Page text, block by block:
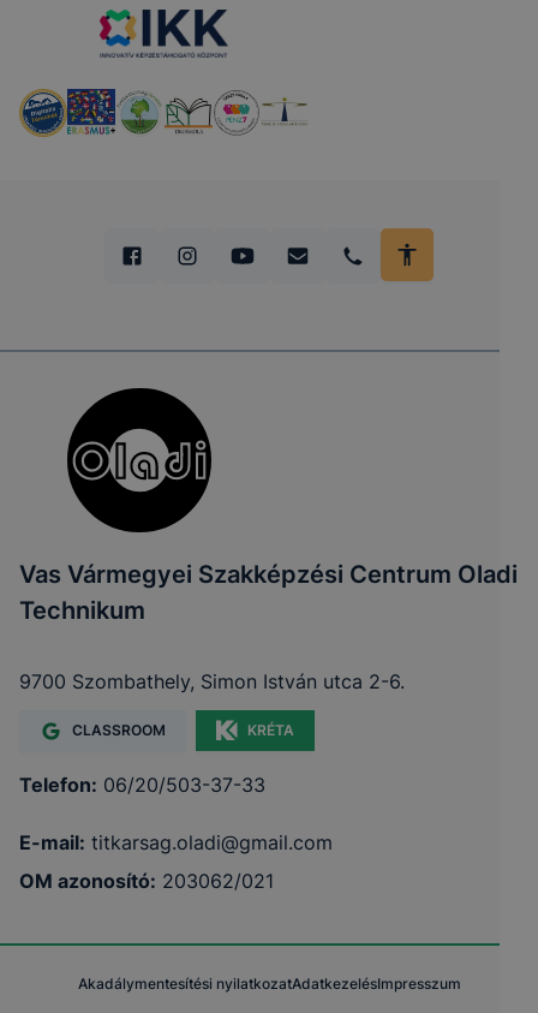
Vas Vármegyei Szakképzési Centrum Oladi
Technikum
9700 Szombathely, Simon István utca 2-6.
CLASSROOM KRÉTA
Telefon: 06/20/503-37-33
E-mail: titkarsag.oladi@gmail.com
OM azonosító: 203062/021
Akadálymentesítési nyilatkozatAdatkezelésImpresszum